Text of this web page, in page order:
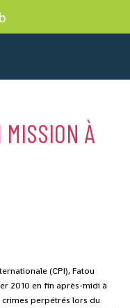
À
(CPI), Fatou
2010 en fin après-midi à
perpétrés lors du